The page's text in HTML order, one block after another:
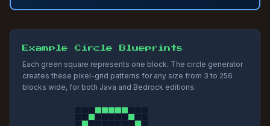
Example Circle Blueprints
Each green square represents one block. The circle generator
creates these pixel-grid patterns for any size from 3 to 256
blocks wide, for both Java and Bedrock editions.